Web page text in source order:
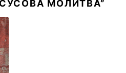
МОЛИТВА”